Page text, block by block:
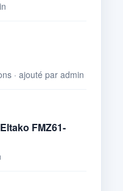
· ajouté par admin
FMZ61-